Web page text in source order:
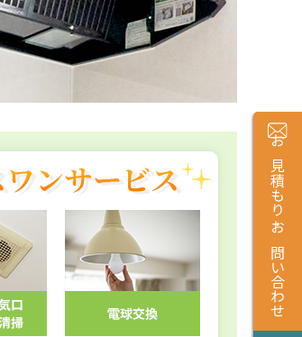
お見積もり・お問い合わせ